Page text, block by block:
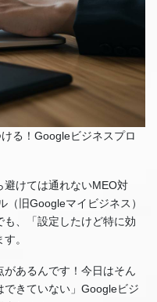
る！Googleビジネスプロ
避けては通れないMEO対
旧Googleマイビジネス）
、「設定したけど特に効
。
あるんです！今日はそん
きていない」Googleビジ